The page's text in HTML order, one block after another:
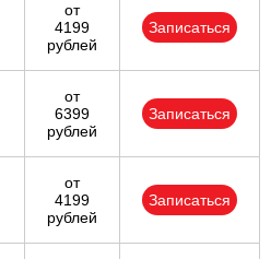
от
4199
рублей
Записаться
от
6399
рублей
Записаться
от
4199
рублей
Записаться